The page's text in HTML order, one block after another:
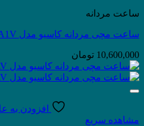
ساعت مردانه
ساعت مچی مردانه کاسیو مدل MTP-1302D-7A1V
10,600,000 تومان
افزودن به
مشاهده سریع